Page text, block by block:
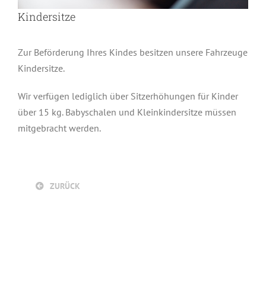
Kindersitze
Zur Beförderung Ihres Kindes besitzen unsere Fahrzeuge
Kindersitze.
Wir verfügen lediglich über Sitzerhöhungen für Kinder
über 15 kg. Babyschalen und Kleinkindersitze müssen
mitgebracht werden.
ZURÜCK